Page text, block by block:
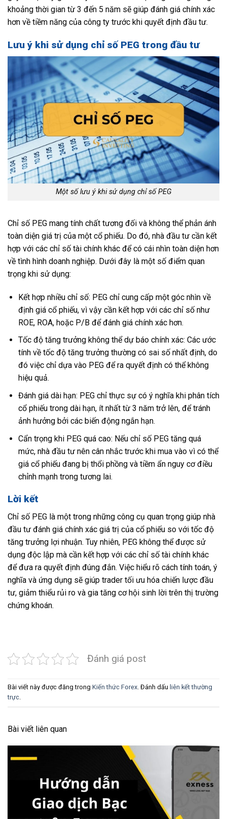
khoảng thời gian từ 3 đến 5 năm sẽ giúp đánh giá chính xác
hơn về tiềm năng của công ty trước khi quyết định đầu tư.
Lưu ý khi sử dụng chỉ số PEG trong đầu tư
Một số lưu ý khi sử dụng chỉ số PEG
Chỉ số PEG mang tính chất tương đối và không thể phản ánh
toàn diện giá trị của một cổ phiếu. Do đó, nhà đầu tư cần kết
hợp với các chỉ số tài chính khác để có cái nhìn toàn diện hơn
về tình hình doanh nghiệp. Dưới đây là một số điểm quan
trọng khi sử dụng:
Kết hợp nhiều chỉ số: PEG chỉ cung cấp một góc nhìn về
định giá cổ phiếu, vì vậy cần kết hợp với các chỉ số như
ROE, ROA, hoặc P/B để đánh giá chính xác hơn.
Tốc độ tăng trưởng không thể dự báo chính xác: Các ước
tính về tốc độ tăng trưởng thường có sai số nhất định, do
đó việc chỉ dựa vào PEG để ra quyết định có thể không
hiệu quả.
Đánh giá dài hạn: PEG chỉ thực sự có ý nghĩa khi phân tích
cổ phiếu trong dài hạn, ít nhất từ 3 năm trở lên, để tránh
ảnh hưởng bởi các biến động ngắn hạn.
Cẩn trọng khi PEG quá cao: Nếu chỉ số PEG tăng quá
mức, nhà đầu tư nên cân nhắc trước khi mua vào vì có thể
giá cổ phiếu đang bị thổi phồng và tiềm ẩn nguy cơ điều
chỉnh mạnh trong tương lai.
Lời kết
Chỉ số PEG là một trong những công cụ quan trọng giúp nhà
đầu tư đánh giá chính xác giá trị của cổ phiếu so với tốc độ
tăng trưởng lợi nhuận. Tuy nhiên, PEG không thể được sử
dụng độc lập mà cần kết hợp với các chỉ số tài chính khác
để đưa ra quyết định đúng đắn. Việc hiểu rõ cách tính toán, ý
nghĩa và ứng dụng sẽ giúp trader tối ưu hóa chiến lược đầu
tư, giảm thiểu rủi ro và gia tăng cơ hội sinh lời trên thị trường
chứng khoán.
Đánh giá post
Bài viết này được đăng trong Kiến thức Forex. Đánh dấu liên kết thường
trực.
Bài viết liên quan